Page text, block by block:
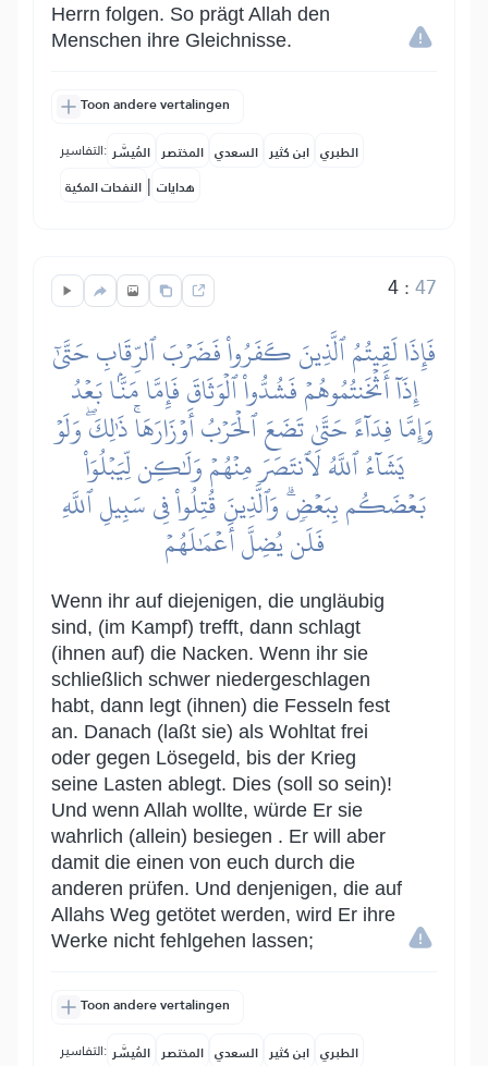
Herrn folgen. So prägt Allah den
Menschen ihre Gleichnisse.
Toon andere vertalingen
التفاسير: المُيسَّر المختصر السعدي ابن كثير الطبري
النفحات المكية | هدايات
4:47
فَإِذَا لَقِيتُمُ ٱلَّذِينَ كَفَرُواْ فَضَرۡبَ ٱلرِّقَابِ حَتَّىٰٓ
إِذَآ أَثۡخَنتُمُوهُمۡ فَشُدُّواْ ٱلۡوَثَاقَ فَإِمَّا مَنَّۢا بَعۡدُ
وَإِمَّا فِدَآءً حَتَّىٰ تَضَعَ ٱلۡحَرۡبُ أَوۡزَارَهَاۚ ذَٰلِكَۖ وَلَوۡ
يَشَآءُ ٱللَّهُ لَٱنتَصَرَ مِنۡهُمۡ وَلَٰكِن لِّيَبۡلُوَاْ
بَعۡضَكُم بِبَعۡضٖۗ وَٱلَّذِينَ قُتِلُواْ فِي سَبِيلِ ٱللَّهِ
فَلَن يُضِلَّ أَعۡمَٰلَهُمۡ
Wenn ihr auf diejenigen, die ungläubig
sind, (im Kampf) trefft, dann schlagt
(ihnen auf) die Nacken. Wenn ihr sie
schließlich schwer niedergeschlagen
habt, dann legt (ihnen) die Fesseln fest
an. Danach (laßt sie) als Wohltat frei
oder gegen Lösegeld, bis der Krieg
seine Lasten ablegt. Dies (soll so sein)!
Und wenn Allah wollte, würde Er sie
wahrlich (allein) besiegen . Er will aber
damit die einen von euch durch die
anderen prüfen. Und denjenigen, die auf
Allahs Weg getötet werden, wird Er ihre
Werke nicht fehlgehen lassen;
Toon andere vertalingen
التفاسير: المُيسَّر المختصر السعدي ابن كثير الطبري